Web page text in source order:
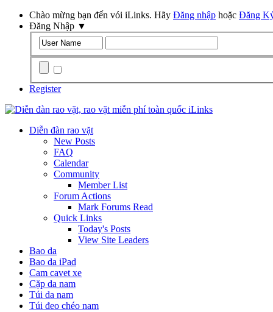
Chào mừng bạn đến vói iLinks. Hãy Đăng nhập hoặc Đăng
Đăng Nhập ▼
Register
Diễn đàn rao vặt
New Posts
FAQ
Calendar
Community
Member List
Forum Actions
Mark Forums Read
Quick Links
Today's Posts
View Site Leaders
Bao da
Bao da iPad
Cam cavet xe
Cặp da nam
Túi da nam
Túi đeo chéo nam